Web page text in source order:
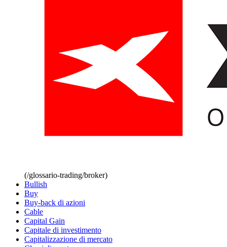
(/glossario-trading/broker)
Bullish
Buy
Buy-back di azioni
Cable
Capital Gain
Capitale di investimento
Capitalizzazione di mercato